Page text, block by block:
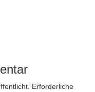
Erforderliche